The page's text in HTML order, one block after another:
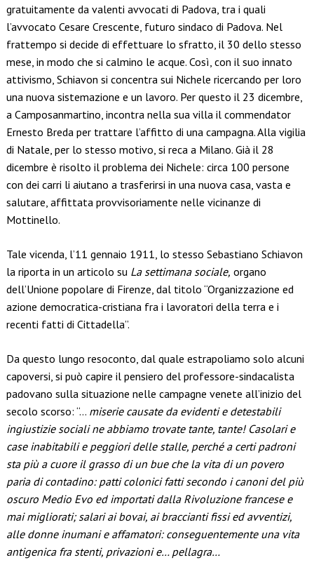
gratuitamente da valenti avvocati di Padova, tra i quali
l’avvocato Cesare Crescente, futuro sindaco di Padova. Nel
frattempo si decide di effettuare lo sfratto, il 30 dello stesso
mese, in modo che si calmino le acque. Così, con il suo innato
attivismo, Schiavon si concentra sui Nichele ricercando per loro
una nuova sistemazione e un lavoro. Per questo il 23 dicembre,
a Camposanmartino, incontra nella sua villa il commendator
Ernesto Breda per trattare l’affitto di una campagna. Alla vigilia
di Natale, per lo stesso motivo, si reca a Milano. Già il 28
dicembre è risolto il problema dei Nichele: circa 100 persone
con dei carri li aiutano a trasferirsi in una nuova casa, vasta e
salutare, affittata provvisoriamente nelle vicinanze di
Mottinello.
Tale vicenda, l’11 gennaio 1911, lo stesso Sebastiano Schiavon
la riporta in un articolo su La settimana sociale, organo
dell’Unione popolare di Firenze, dal titolo “Organizzazione ed
azione democratica-cristiana fra i lavoratori della terra e i
recenti fatti di Cittadella”.
Da questo lungo resoconto, dal quale estrapoliamo solo alcuni
capoversi, si può capire il pensiero del professore-sindacalista
padovano sulla situazione nelle campagne venete all’inizio del
secolo scorso: “… miserie causate da evidenti e detestabili
ingiustizie sociali ne abbiamo trovate tante, tante! Casolari e
case inabitabili e peggiori delle stalle, perché a certi padroni
sta più a cuore il grasso di un bue che la vita di un povero
paria di contadino: patti colonici fatti secondo i canoni del più
oscuro Medio Evo ed importati dalla Rivoluzione francese e
mai migliorati; salari ai bovai, ai braccianti fissi ed avventizi,
alle donne inumani e affamatori: conseguentemente una vita
antigenica fra stenti, privazioni e… pellagra…